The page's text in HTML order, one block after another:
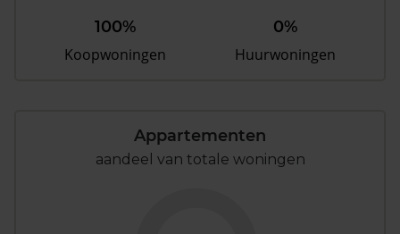
100%
Koopwoningen
0%
Huurwoningen
Appartementen
aandeel van totale woningen